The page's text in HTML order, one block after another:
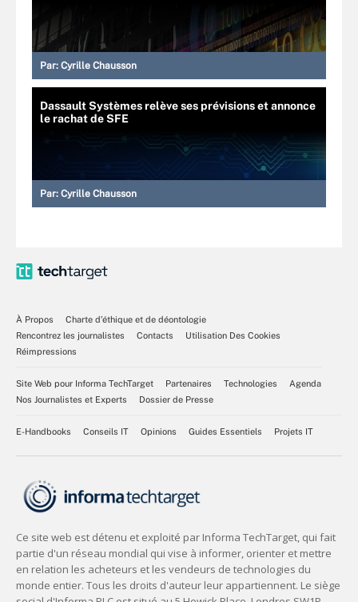
Par: Cyrille Chausson
Dassault Systèmes relève ses prévisions et annonce
le rachat de SFE
Par: Cyrille Chausson
À Propos
Charte d’éthique et de déontologie
Rencontrez les journalistes
Contacts
Utilisation Des Cookies
Réimpressions
Site Web pour Informa TechTarget Partenaires Technologies
Agenda
Nos Journalistes et Experts
Dossier de Presse
E-Handbooks Conseils IT Opinions Guides Essentiels Projets IT